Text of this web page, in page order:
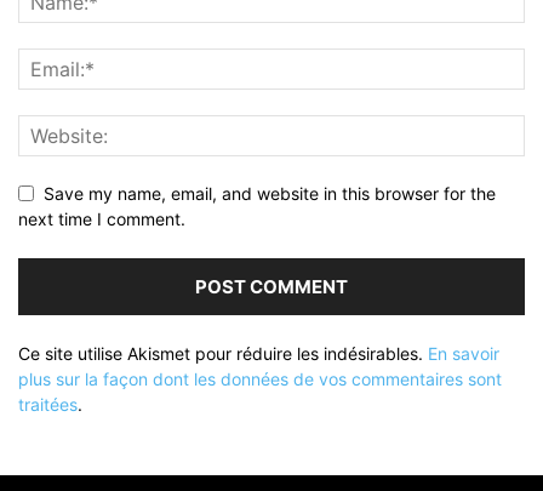
Save my name, email, and website in this browser for the
next time I comment.
Ce site utilise Akismet pour réduire les indésirables. En savoir
plus sur la façon dont les données de vos commentaires sont
traitées.